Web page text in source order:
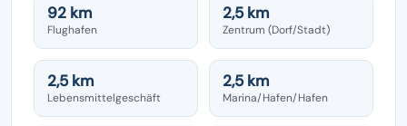
92 km
Flughafen
2,5 km
Zentrum (Dorf/Stadt)
2,5 km
Lebensmittelgeschäft
2,5 km
Marina/Hafen/Hafen